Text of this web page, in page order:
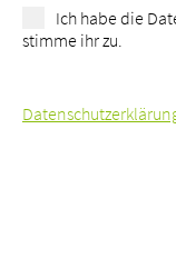
Ich habe die
stimme ihr zu.